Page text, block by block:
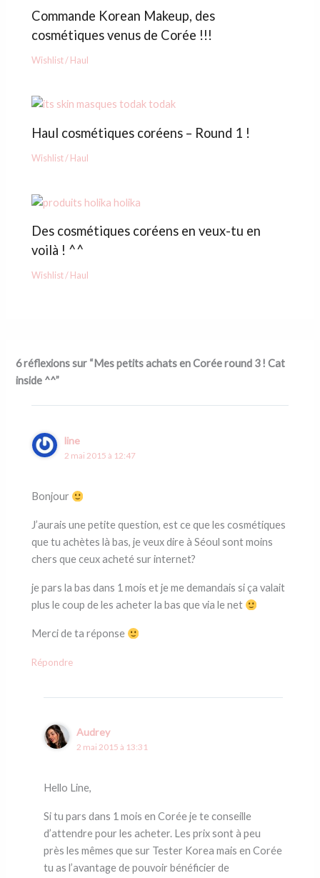
Commande Korean Makeup, des
cosmétiques venus de Corée !!!
Wishlist / Haul
Haul cosmétiques coréens – Round 1 !
Wishlist / Haul
Des cosmétiques coréens en veux-tu en
voilà ! ^^
Wishlist / Haul
6 réflexions sur “Mes petits achats en Corée round 3 ! Cat
inside ^^”
line
2 mai 2015 à 12:47
Bonjour
J’aurais une petite question, est ce que les cosmétiques
que tu achètes là bas, je veux dire à Séoul sont moins
chers que ceux acheté sur internet?
je pars la bas dans 1 mois et je me demandais si ça valait
plus le coup de les acheter la bas que via le net
Merci de ta réponse
Répondre
Audrey
2 mai 2015 à 13:31
Hello Line,
Si tu pars dans 1 mois en Corée je te conseille
d’attendre pour les acheter. Les prix sont à peu
près les mêmes que sur Tester Korea mais en Corée
tu as l’avantage de pouvoir bénéficier de